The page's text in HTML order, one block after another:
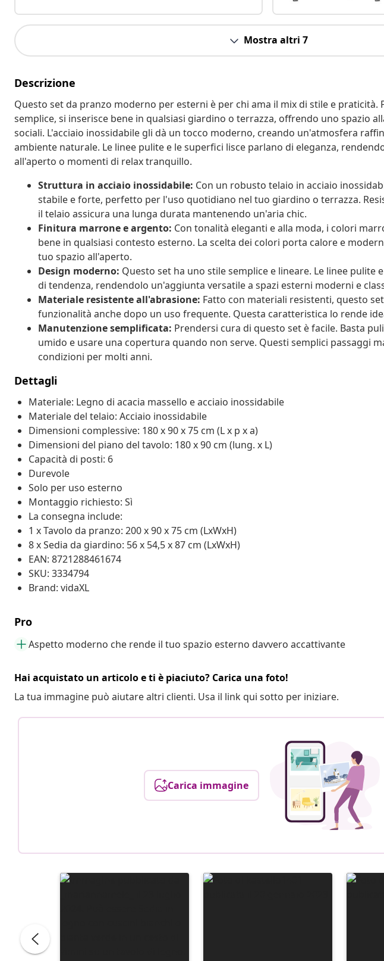
Mostra altri 7
Descrizione
Questo set da pranzo moderno per esterni è per chi ama il mix di stile e
semplice, si inserisce bene in qualsiasi giardino o terrazza, offrendo uno spazio
sociali. L'acciaio inossidabile gli dà un tocco moderno, creando un'atmosfera
ambiente naturale. Le linee pulite e le superfici lisce parlano di eleganza,
all'aperto o momenti di relax tranquillo.
Struttura in acciaio inossidabile: Con un robusto telaio in acciaio
stabile e forte, perfetto per l'uso quotidiano nel tuo giardino o terrazza.
il telaio assicura una lunga durata mantenendo un'aria chic.
Finitura marrone e argento: Con tonalità eleganti e alla moda, i colori
bene in qualsiasi contesto esterno. La scelta dei colori porta calore e
tuo spazio all'aperto.
Design moderno: Questo set ha uno stile semplice e lineare. Le linee pulite
di tendenza, rendendolo un'aggiunta versatile a spazi esterni moderni e
Materiale resistente all'abrasione: Fatto con materiali resistenti, questo
funzionalità anche dopo un uso frequente. Questa caratteristica lo rende
Manutenzione semplificata: Prendersi cura di questo set è facile. Basta
umido e usare una copertura quando non serve. Questi semplici passaggi
condizioni per molti anni.
Dettagli
Materiale: Legno di acacia massello e acciaio inossidabile
Materiale del telaio: Acciaio inossidabile
Dimensioni complessive: 180 x 90 x 75 cm (L x p x a)
Dimensioni del piano del tavolo: 180 x 90 cm (lung. x L)
Capacità di posti: 6
Durevole
Solo per uso esterno
Montaggio richiesto: Sì
La consegna include:
1 x Tavolo da pranzo: 200 x 90 x 75 cm (LxWxH)
8 x Sedia da giardino: 56 x 54,5 x 87 cm (LxWxH)
EAN: 8721288461674
SKU: 3334794
Brand: vidaXL
Pro
Aspetto moderno che rende il tuo spazio esterno davvero accattivante
Hai acquistato un articolo e ti è piaciuto? Carica una foto!
La tua immagine può aiutare altri clienti. Usa il link qui sotto per iniziare.
Carica immagine